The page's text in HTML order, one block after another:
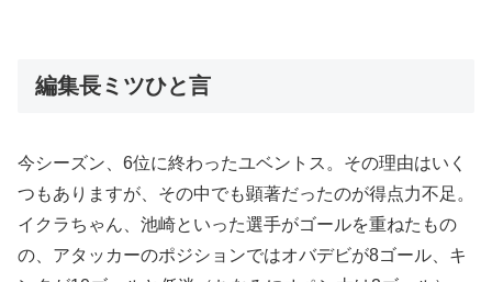
編集長ミツひと言
今シーズン、6位に終わったユベントス。その理由はいく
つもありますが、その中でも顕著だったのが得点力不足。
イクラちゃん、池崎といった選手がゴールを重ねたもの
の、アタッカーのポジションではオバデビが8ゴール、キ